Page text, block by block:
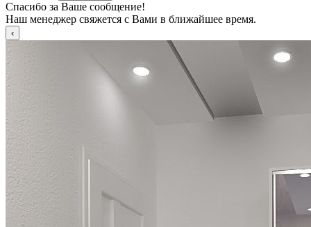
Спасибо за Ваше сообщение!
Наш менеджер свяжется с Вами в ближайшее время.